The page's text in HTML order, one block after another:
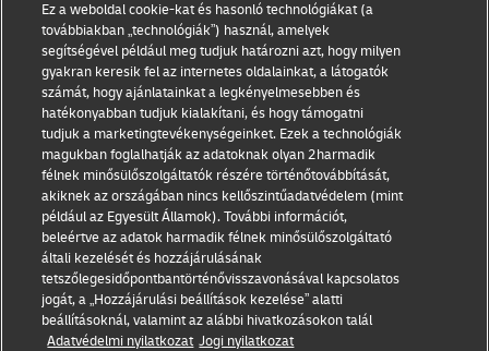
E-kereskedelmi
tanácsadás
B2B tanácsadás
Logisztikai tanácsadás
Hírek és betekintések
Szállítás DHL-lel
Kapcsolat
Sajtóközlemények
Fenntarthatóság
Jogi nyilatkozat
Használat feltételek
Adatvédelmi nyilatkozat
Cookie beállítások
Kövess minket
Ez a weboldal cookie-kat és hasonló technológiákat (a
továbbiakban „technológiák”) használ, amelyek
segítségével például meg tudjuk határozni azt, hogy milyen
gyakran keresik fel az internetes oldalainkat, a látogatók
számát, hogy ajánlatainkat a legkényelmesebben és
hatékonyabban tudjuk kialakítani, és hogy támogatni
tudjuk a marketingtevékenységeinket. Ezek a technológiák
magukban foglalhatják az adatoknak olyan 2harmadik
félnek minősülőszolgáltatók részére történőtovábbítását,
akiknek az országában nincs kellőszintűadatvédelem (mint
például az Egyesült Államok). További információt,
beleértve az adatok harmadik félnek minősülőszolgáltató
általi kezelését és hozzájárulásának
tetszőlegesidőpontbantörténővisszavonásával kapcsolatos
jogát, a „Hozzájárulási beállítások kezelése” alatti
beállításoknál, valamint az alábbi hivatkozásokon talál
Adatvédelmi nyilatkozat Jogi nyilatkozat